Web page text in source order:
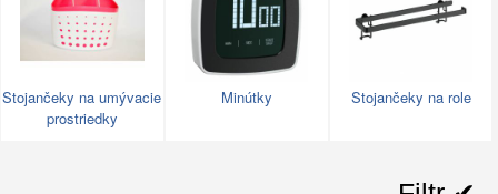
Stojančeky na umývacie
prostriedky
Minútky Stojančeky na role